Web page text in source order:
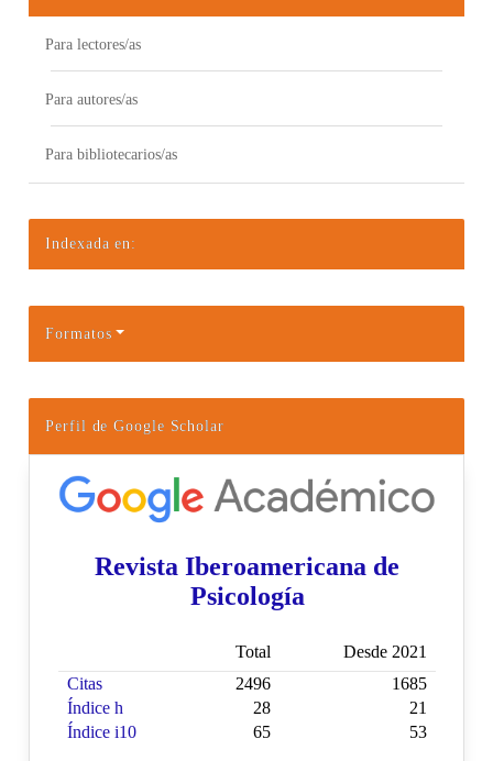
Para lectores/as
Para autores/as
Para bibliotecarios/as
Indexada en:
Formatos
Perfil de Google Scholar